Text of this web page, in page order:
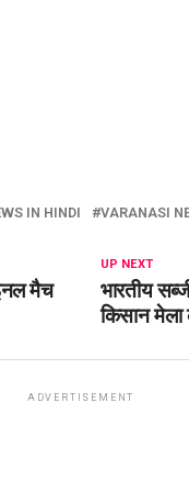
IN HINDI VARANASI
UP NEXT
भारतीय
किसान
मैच
ADVERTISEMENT